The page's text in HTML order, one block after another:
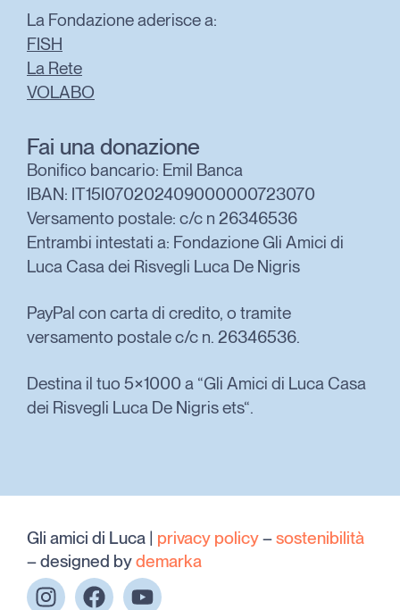
La Fondazione aderisce a:
FISH
La Rete
VOLABO
Fai una donazione
Bonifico bancario: Emil Banca
IBAN: IT15I070202409000000723070
Versamento postale: c/c n 26346536
Entrambi intestati a: Fondazione Gli Amici di
Luca Casa dei Risvegli Luca De Nigris
PayPal con carta di credito, o tramite
versamento postale c/c n. 26346536.
Destina il tuo 5×1000 a “Gli Amici di Luca Casa
dei Risvegli Luca De Nigris ets“.
Gli amici di Luca | privacy policy–sostenibilità
– designed bydemarka